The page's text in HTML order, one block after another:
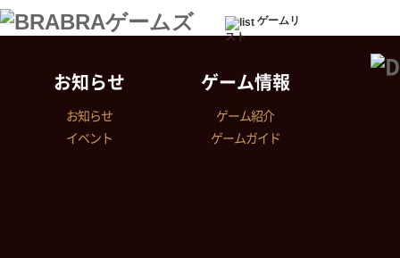
ゲームリ
スト
お知らせ
お知らせ
イベント
ゲーム情報
ゲーム紹介
ゲームガイド